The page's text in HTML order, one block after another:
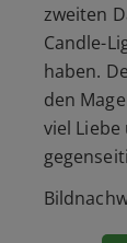
zweiten
Candle-
haben.
den
viel